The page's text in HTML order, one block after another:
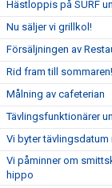
Hästloppis på SURF
Nu säljer vi grillkol!
Försäljningen av
Rid fram till sommaren!
Målning av cafeterian
Tävlingsfunktionärer
Vi byter tävlingsdatum
Vi påminner om
hippo